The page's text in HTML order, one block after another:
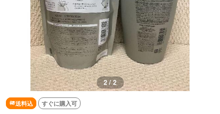
2 / 2
送料込 すぐに購入可